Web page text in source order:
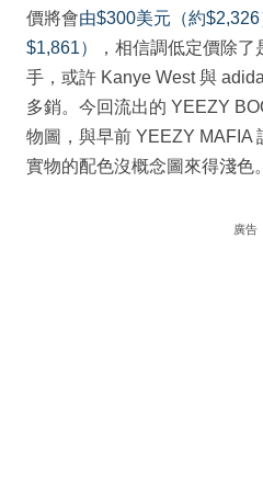
價將會由$300美元（約
$1,861）
，相信調低定價除
手，或許 Kanye West 與
多銷。今回流出的 YEEZY
物圖，與早前 YEEZY MAFIA
實物的配色沒概念圖來得淺色。
廣告